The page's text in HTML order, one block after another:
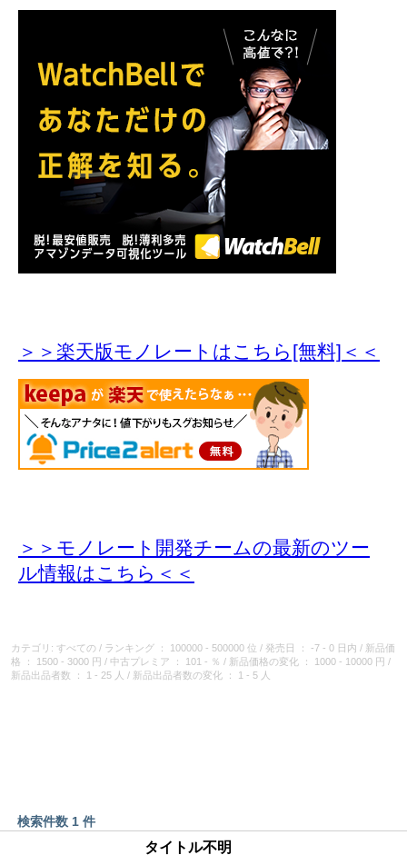
＞＞楽天版モノレートはこちら[無料]＜＜
＞＞モノレート開発チームの最新のツー
ル情報はこちら＜＜
カテゴリ: すべての / ランキング ： 100000 - 500000 位 / 発売日 ： -7 - 0 日内 / 新品価
格
： 1500 - 3000 円 / 中古プレミア ： 101 - ％ / 新品価格の変化 ： 1000 - 10000 円
/
新品出品者数
： 1 - 25 人 / 新品出品者数の変化 ： 1 - 5 人
検索件数 1 件
タイトル不明